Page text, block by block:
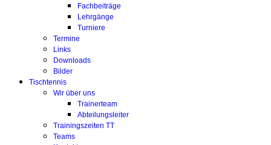
Fachbeiträge
Lehrgänge
Turniere
Termine
Links
Downloads
Bilder
Tischtennis
Wir über uns
Trainerteam
Abteilungsleiter
Trainingszeiten TT
Teams